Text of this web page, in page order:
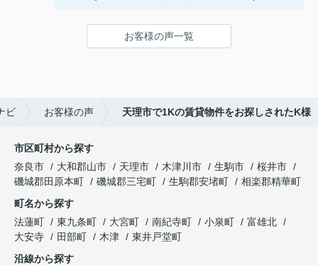
鍵の受け取りのときに、また元気(o・・o)/~お店に
お客様の声一覧
ビ お客様の声 天理市で1Kの賃貸物件をお探しされたK様
市区町村から探す
奈良市
大和郡山市 天理市 木津川市 生駒市
桜井市
磯城郡田原本町
磯城郡三宅町 生駒郡安堵町
相楽郡精華町
町名から探す
法蓮町
東九条町 大宮町 南紀寺町 小泉町
富雄北
大安寺
田部町 木津
東井戸堂町
沿線から探す